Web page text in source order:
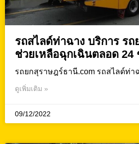
รถสไลด์ท่าฉาง บริการ รถ
ช่วยเหลือฉุกเฉินตลอด 24
รถยกสุราษฎร์ธานี.com รถสไลด์ท่า
ดูเพิ่มเติม »
09/12/2022